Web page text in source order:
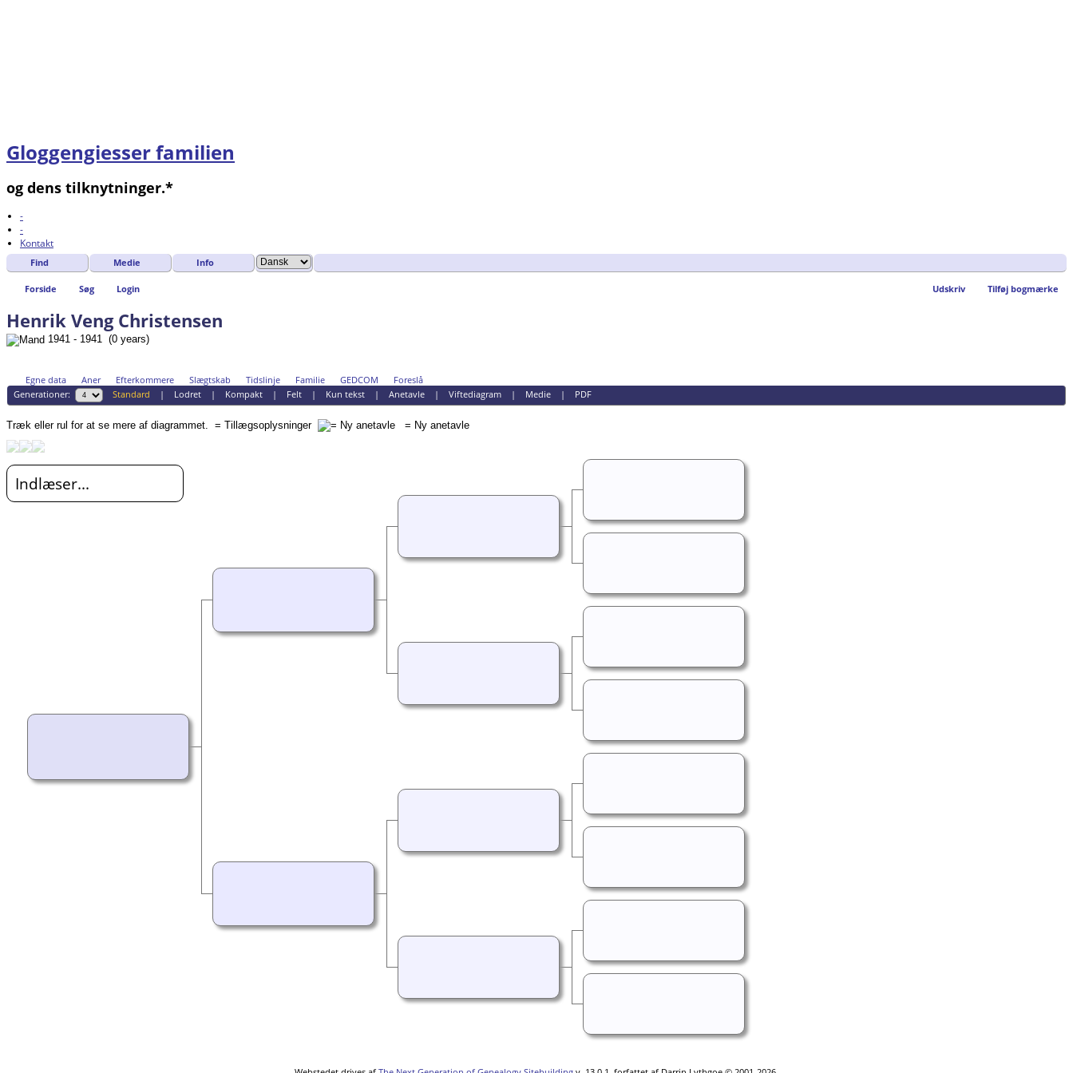
Gloggengiesser familien
og dens tilknytninger.*
-
-
Kontakt
Find Medie Info
Forside Søg Login Udskriv Tilføj bogmærke
Henrik Veng Christensen
1941 - 1941 (0 years)
Egne data Aner Efterkommere Slægtskab Tidslinje Familie GEDCOM
Foreslå
Generationer:
Standard | Lodret| Kompakt| Felt| Kun tekst| Anetavle| Viftediagram| Medie| PDF
Træk eller rul for at se mere af diagrammet. = Tillægsoplysninger = Ny anetavle
Indlæser...